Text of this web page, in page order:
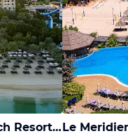
The Westin Dubai Mina Seyahi Beach Resort & Marina